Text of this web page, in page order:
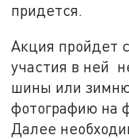
придется.
Акция пройдет
участия в ней
шины или
фотографию на
Далее